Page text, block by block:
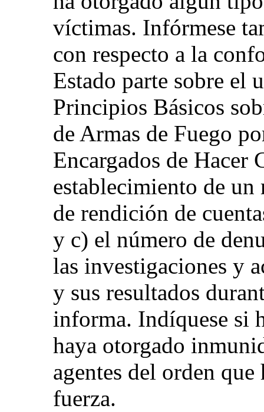
víctimas. Infórmese
con respecto a la
Estado parte sobre el
Principios Básicos
de Armas de Fuego
Encargados de
establecimiento de un
de rendición de
y c) el número de
las investigaciones y
y sus resultados
informa. Indíquese si
haya otorgado
agentes del orden
fuerza.